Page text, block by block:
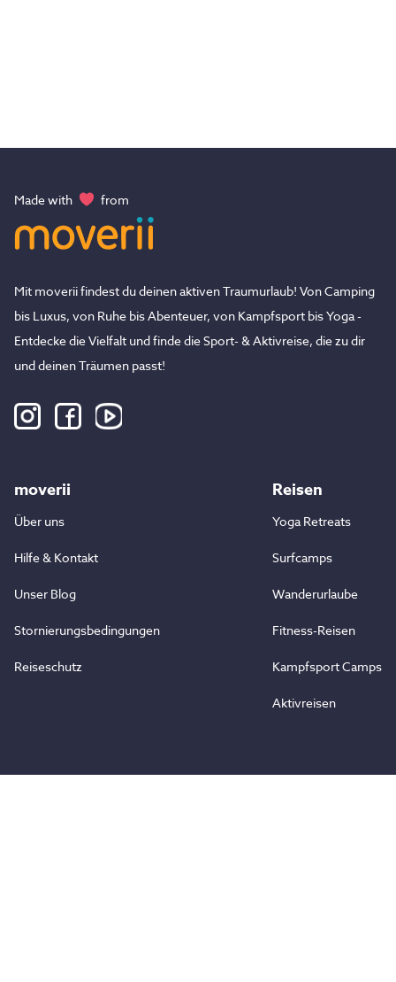
Made with from
Mit moverii findest du deinen aktiven Traumurlaub! Von Camping
bis Luxus, von Ruhe bis Abenteuer, von Kampfsport bis Yoga -
Entdecke die Vielfalt und finde die Sport- & Aktivreise, die zu dir
und deinen Träumen passt!
moverii
Über uns
Hilfe & Kontakt
Unser Blog
Stornierungsbedingungen
Reiseschutz
Reisen
Yoga Retreats
Surfcamps
Wanderurlaube
Fitness-Reisen
Kampfsport Camps
Aktivreisen